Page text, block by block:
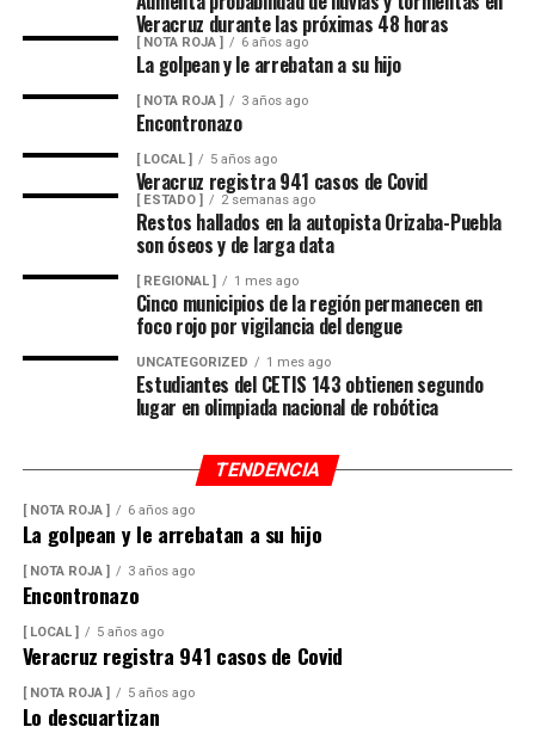
Las lluvias se estiman acumulados de 5 a 20 milímetros
por metro cuadrado (mm) y máximos de hasta 30 mm en
cuencas del sur y en zonas de montañas y; temperaturas
diurnas serán altas y el ambiente cálido, pero fresco por
la noche.
El viento será del Sureste, Este y Noreste de 20 a 35
kilómetros por hora (km/h), con rachas en el litoral y en
Asimismo, se pronostica la llegada de otra onda tropical
entre viernes y fin de semana.
Finalmente, la SPC de Veracruz recomienda a la
población vigilar el comportamiento de ríos y arroyos
de respuesta rápida y observar su entorno por posibles
derrumbes, deslaves y deslizamiento de laderas.
Además de conducir con precaución por disminución de
la visibilidad y anegamientos urbanos, viento arrachado,
descargas eléctricas y probables granizadas en áreas de
tormenta, entre otros efectos negativos.
Veracruz durante las próximas 48 horas
[ NOTA ROJA ] 6 años ago
La golpean y le arrebatan a su hijo
[ NOTA ROJA ] 3 años ago
Encontronazo
[ LOCAL ] 5 años ago
Veracruz registra 941 casos de Covid
[ ESTADO ] 2 semanas ago
Restos hallados en la autopista Orizaba-Puebla
son óseos y de larga data
[ REGIONAL ] 1 mes ago
Cinco municipios de la región permanecen en
foco rojo por vigilancia del dengue
UNCATEGORIZED 1 mes ago
Estudiantes del CETIS 143 obtienen segundo
lugar en olimpiada nacional de robótica
TENDENCIA
[ NOTA ROJA ] 6 años ago
La golpean y le arrebatan a su hijo
[ NOTA ROJA ] 3 años ago
Encontronazo
[ LOCAL ] 5 años ago
Veracruz registra 941 casos de Covid
[ NOTA ROJA ] 5 años ago
Lo descuartizan